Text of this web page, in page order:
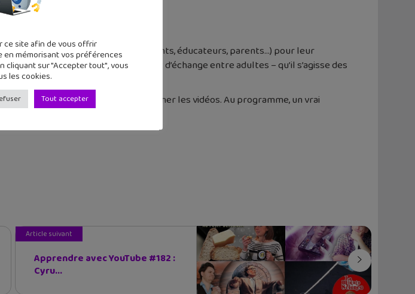
à la santé
destination des adultes(enseignants, éducateurs, parents…) pour leur
et faire de cet instant un moment d’échange entre adultes – qu’il s’agisse des
ou à la maison pour accompagner les vidéos. Au programme, un vrai
Article suivant
Apprendre avec YouTube #182 :
Cyru...
ce site afin de vous offrir
mémorisant vos préférences
cliquant sur "Accepter tout", vous
les cookies.
Tout accepter